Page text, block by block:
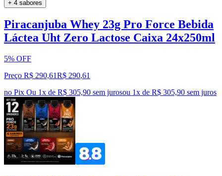
+ 4 sabores
Piracanjuba Whey 23g Pro Force Bebida
Láctea Uht Zero Lactose Caixa 24x250ml
5% OFF
Preço R$ 290,61R$ 290,61
no Pix Ou 1x de R$ 305,90 sem jurosou 1x de R$ 305,90 sem juros